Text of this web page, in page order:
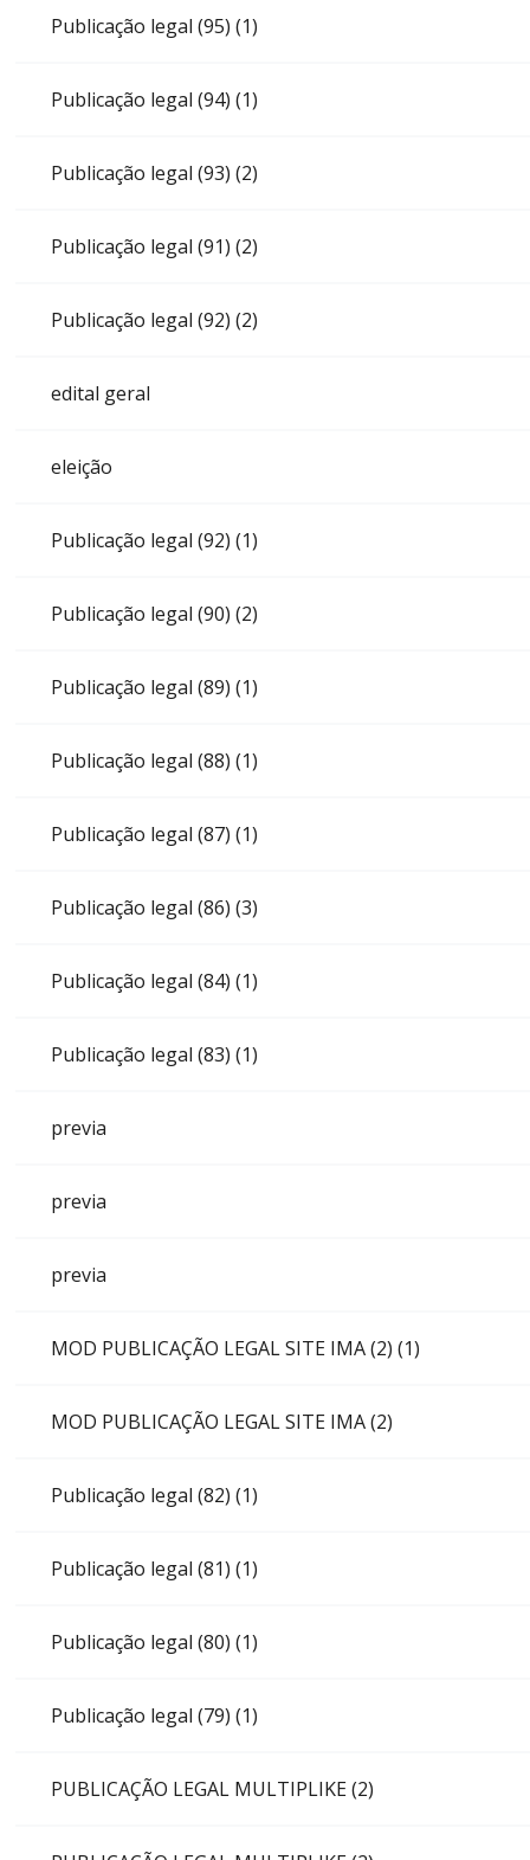
Publicação legal (95) (1)
Publicação legal (94) (1)
Publicação legal (93) (2)
Publicação legal (91) (2)
Publicação legal (92) (2)
edital geral
eleição
Publicação legal (92) (1)
Publicação legal (90) (2)
Publicação legal (89) (1)
Publicação legal (88) (1)
Publicação legal (87) (1)
Publicação legal (86) (3)
Publicação legal (84) (1)
Publicação legal (83) (1)
previa
previa
previa
MOD PUBLICAÇÃO LEGAL SITE IMA (2) (1)
MOD PUBLICAÇÃO LEGAL SITE IMA (2)
Publicação legal (82) (1)
Publicação legal (81) (1)
Publicação legal (80) (1)
Publicação legal (79) (1)
PUBLICAÇÃO LEGAL MULTIPLIKE (2)